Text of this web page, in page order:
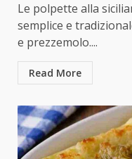
Le polpette alla
semplice e
e prezzemolo....
Read More